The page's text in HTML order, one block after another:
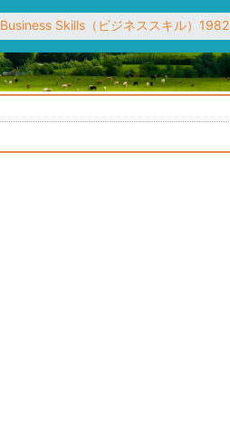
Business Skills（ビジネススキル）1982